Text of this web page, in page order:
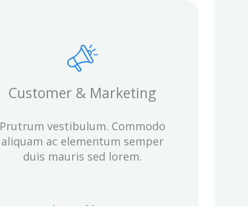
Customer & Marketing
Prutrum vestibulum. Commodo
aliquam ac elementum semper
duis mauris sed lorem.